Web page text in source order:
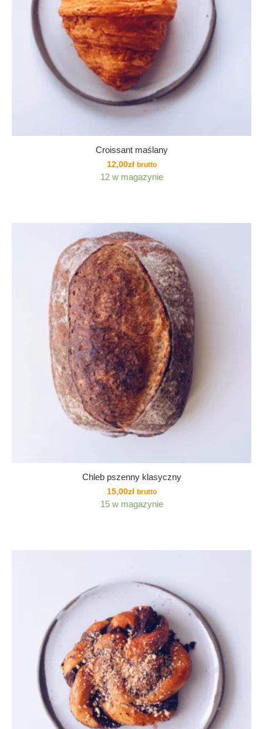
Croissant maślany
12,00zł brutto
12 w magazynie
Chleb pszenny klasyczny
15,00zł brutto
15 w magazynie